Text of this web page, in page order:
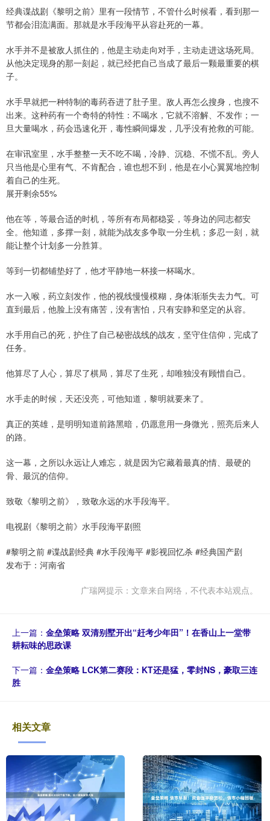
经典谍战剧《黎明之前》里有一段情节，不管什么时候看，看到那一
节都会泪流满面。那就是水手段海平从容赴死的一幕。
水手并不是被敌人抓住的，他是主动走向对手，主动走进这场死局。
从他决定现身的那一刻起，就已经把自己当成了最后一颗最重要的棋
子。
水手早就把一种特制的毒药吞进了肚子里。敌人再怎么搜身，也搜不
出来。这种药有一个奇特的特性：不喝水，它就不溶解、不发作；一
旦大量喝水，药会迅速化开，毒性瞬间爆发，几乎没有抢救的可能。
在审讯室里，水手整整一天不吃不喝，冷静、沉稳、不慌不乱。旁人
只当他是心里有气、不肯配合，谁也想不到，他是在小心翼翼地控制
着自己的生死。
展开剩余55%
他在等，等最合适的时机，等所有布局都稳妥，等身边的同志都安
全。他知道，多撑一刻，就能为战友多争取一分生机；多忍一刻，就
能让整个计划多一分胜算。
等到一切都铺垫好了，他才平静地一杯接一杯喝水。
水一入喉，药立刻发作，他的视线慢慢模糊，身体渐渐失去力气。可
直到最后，他脸上没有痛苦，没有害怕，只有安静和坚定的从容。
水手用自己的死，护住了自己秘密战线的战友，坚守住信仰，完成了
任务。
他算尽了人心，算尽了棋局，算尽了生死，却唯独没有顾惜自己。
水手走的时候，天还没亮，可他知道，黎明就要来了。
真正的英雄，是明明知道前路黑暗，仍愿意用一身微光，照亮后来人
的路。
这一幕，之所以永远让人难忘，就是因为它藏着最真的情、最硬的
骨、最沉的信仰。
致敬《黎明之前》，致敬永远的水手段海平。
电视剧《黎明之前》水手段海平剧照
#黎明之前 #谍战剧经典 #水手段海平 #影视回忆杀 #经典国产剧
发布于：河南省
广瑞网提示：文章来自网络，不代表本站观点。
上一篇： 金垒策略 双清别墅开出“赶考少年田”！在香山上一堂带
耕耘味的思政课
下一篇： 金垒策略 LCK第二赛段：KT还是猛，零封NS，豪取三连
胜
相关文章